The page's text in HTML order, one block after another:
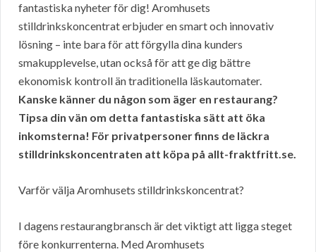
fantastiska nyheter för dig! Aromhusets
stilldrinkskoncentrat erbjuder en smart och innovativ
lösning – inte bara för att förgylla dina kunders
smakupplevelse, utan också för att ge dig bättre
ekonomisk kontroll än traditionella läskautomater.
Kanske känner du någon som äger en restaurang?
Tipsa din vän om detta fantastiska sätt att öka
inkomsterna! För privatpersoner finns de läckra
stilldrinkskoncentraten att köpa på allt-fraktfritt.se.
Varför välja Aromhusets stilldrinkskoncentrat?
I dagens restaurangbransch är det viktigt att ligga steget
före konkurrenterna. Med Aromhusets